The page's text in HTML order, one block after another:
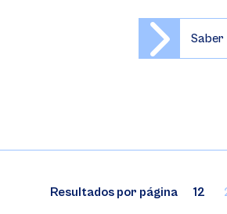
Saber
Resultados por página 12